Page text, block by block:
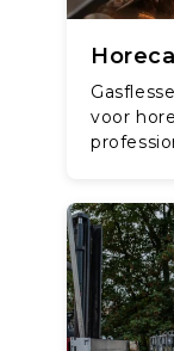
voor